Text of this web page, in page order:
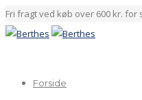
Fri fragt ved køb over 600 kr.
Forside